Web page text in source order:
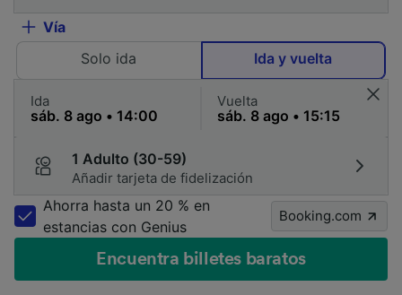
Vía
Solo ida
Ida y vuelta
Ida Vuelta
1 Adulto (30-59)
Añadir tarjeta de fidelización
Ahorra hasta un 20 % en
estancias con Genius
Booking.com
Encuentra billetes baratos